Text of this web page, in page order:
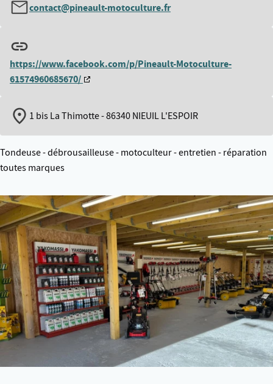
contact@pineault-motoculture.fr
https://www.facebook.com/p/Pineault-Motoculture-
61574960685670/
1 bis La Thimotte - 86340 NIEUIL L'ESPOIR
Tondeuse - débrousailleuse - motoculteur - entretien - réparation
toutes marques